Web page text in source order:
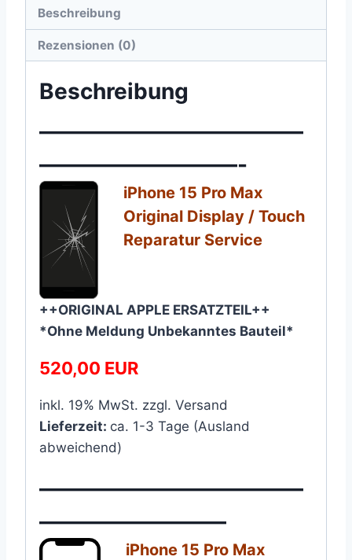
Beschreibung
Rezensionen (0)
Beschreibung
————————————
—————————-
iPhone 15 Pro Max
Original Display / Touch
Reparatur Service​
++ORIGINAL APPLE ERSATZTEIL++
*Ohne Meldung Unbekanntes Bauteil*
520,00 EUR
inkl. 19% MwSt. zzgl. Versand
Lieferzeit: ca. 1-3 Tage (Ausland
abweichend)
————————————
————————–
iPhone 15 Pro Max